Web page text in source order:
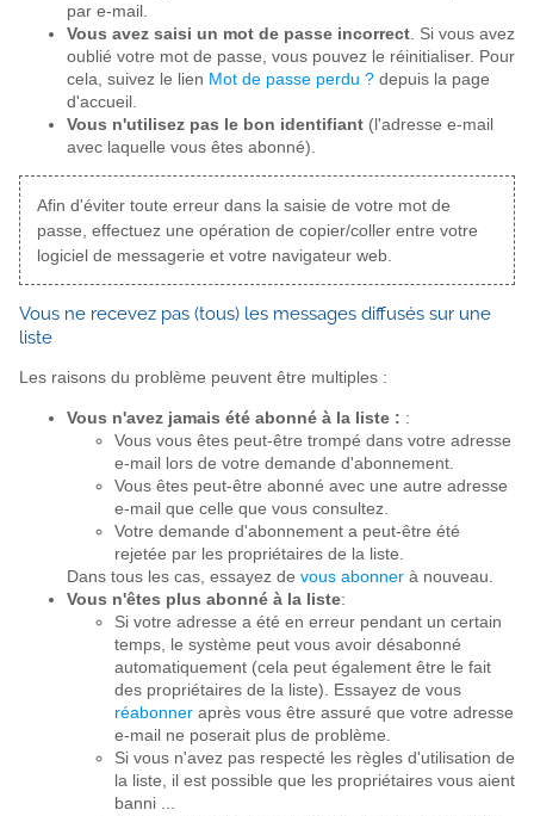
par e-mail.
Vous avez saisi un mot de passe incorrect. Si vous avez
oublié votre mot de passe, vous pouvez le réinitialiser. Pour
cela, suivez le lien Mot de passe perdu ? depuis la page
d'accueil.
Vous n'utilisez pas le bon identifiant (l'adresse e-mail
avec laquelle vous êtes abonné).
Afin d'éviter toute erreur dans la saisie de votre mot de
passe, effectuez une opération de copier/coller entre votre
logiciel de messagerie et votre navigateur web.
Vous ne recevez pas (tous) les messages diffusés sur une
liste
Les raisons du problème peuvent être multiples :
Vous n'avez jamais été abonné à la liste : :
Vous vous êtes peut-être trompé dans votre adresse
e-mail lors de votre demande d'abonnement.
Vous êtes peut-être abonné avec une autre adresse
e-mail que celle que vous consultez.
Votre demande d'abonnement a peut-être été
rejetée par les propriétaires de la liste.
Dans tous les cas, essayez de vous abonner à nouveau.
Vous n'êtes plus abonné à la liste:
Si votre adresse a été en erreur pendant un certain
temps, le système peut vous avoir désabonné
automatiquement (cela peut également être le fait
des propriétaires de la liste). Essayez de vous
réabonner après vous être assuré que votre adresse
e-mail ne poserait plus de problème.
Si vous n'avez pas respecté les règles d'utilisation de
la liste, il est possible que les propriétaires vous aient
banni ...